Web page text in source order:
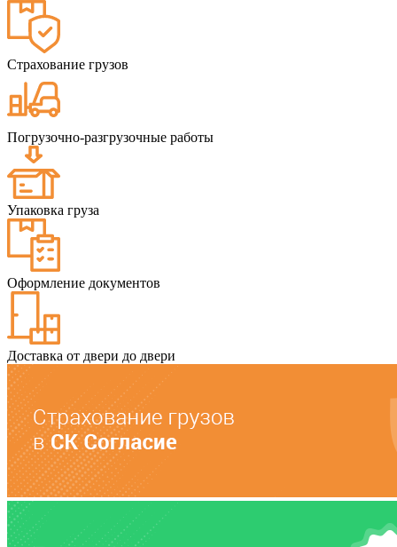
Страхование грузов
Погрузочно-разгрузочные работы
Упаковка груза
Оформление документов
Доставка от двери до двери